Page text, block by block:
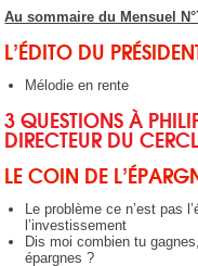
Au sommaire du Mensuel
L’ÉDITO DU
Mélodie en rente
3 QUESTIONS À
DIRECTEUR DU
LE COIN DE
Le problème ce n’est pas
l’investissement
Dis moi combien tu
épargnes ?